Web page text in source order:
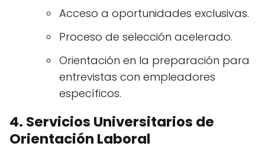
Acceso a oportunidades exclusivas.
Proceso de selección acelerado.
Orientación en la preparación para
entrevistas con empleadores
específicos.
4. Servicios Universitarios de
Orientación Laboral